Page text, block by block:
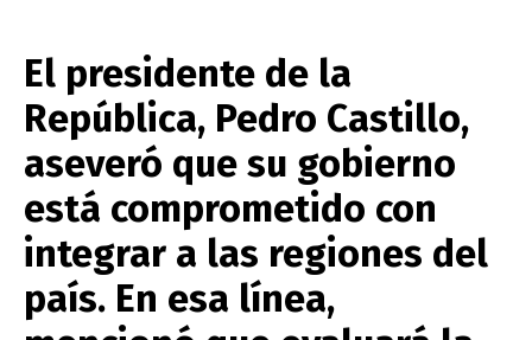
El presidente de la
República, Pedro Castillo,
aseveró que su gobierno
está comprometido con
integrar a las regiones del
país. En esa línea,